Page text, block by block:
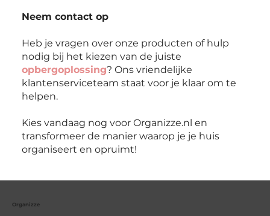
Neem contact op
Heb je vragen over onze producten of hulp
nodig bij het kiezen van de juiste
opbergoplossing? Ons vriendelijke
klantenserviceteam staat voor je klaar om te
helpen.
Kies vandaag nog voor Organizze.nl en
transformeer de manier waarop je je huis
organiseert en opruimt!
Organizze